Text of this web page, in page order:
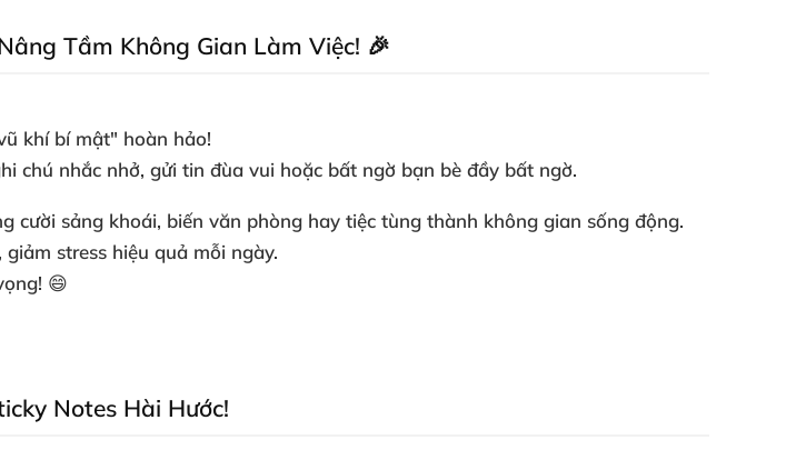
Tầm Không Gian Làm Việc! 🎉
khí bí mật" hoàn hảo!
chú nhắc nhở, gửi tin đùa vui hoặc bất ngờ bạn bè đầy bất ngờ.
cười sảng khoái, biến văn phòng hay tiệc tùng thành không gian sống động.
stress hiệu quả mỗi ngày.
😄
Notes Hài Hước!